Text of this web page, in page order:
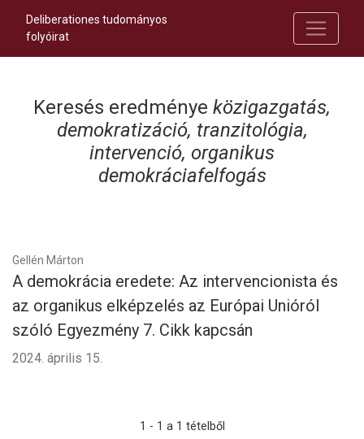
Deliberationes tudományos
folyóirat
Keresés eredménye közigazgatás,
demokratizáció, tranzitológia,
intervenció, organikus
demokráciafelfogás
Gellén Márton
A demokrácia eredete: Az intervencionista és
az organikus elképzelés az Európai Unióról
szóló Egyezmény 7. Cikk kapcsán
2024. április 15.
1 - 1 a 1 tételből